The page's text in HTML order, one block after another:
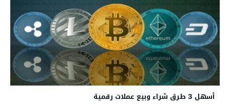
أسهل 3 طرق شراء وبيع عملات رقمية